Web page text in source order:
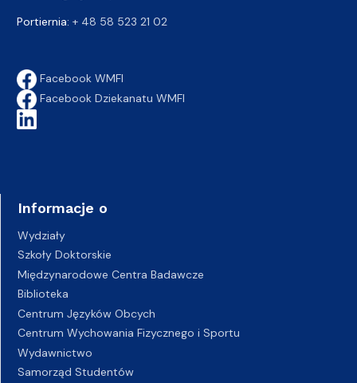
Portiernia: + 48 58 523 21 02
Facebook WMFI
Facebook Dziekanatu WMFI
Informacje o
Wydziały
Szkoły Doktorskie
Międzynarodowe Centra Badawcze
Biblioteka
Centrum Języków Obcych
Centrum Wychowania Fizycznego i Sportu
Wydawnictwo
Samorząd Studentów